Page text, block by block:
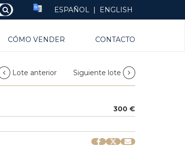
ESPAÑOL | ENGLISH
CÓMO VENDER CONTACTO
Lote anterior Siguiente lote
300 €